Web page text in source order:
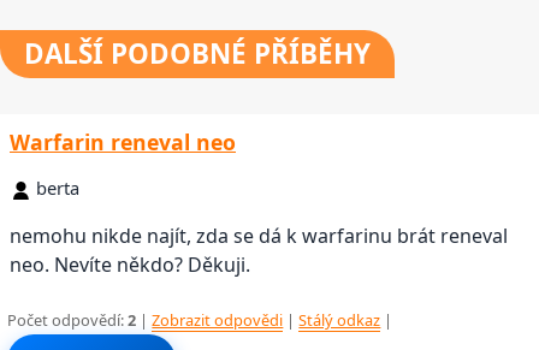
DALŠÍ PODOBNÉ PŘÍBĚHY
Warfarin reneval neo
berta
nemohu nikde najít, zda se dá k warfarinu brát reneval
neo. Nevíte někdo? Děkuji.
Počet odpovědí:2 |Zobrazit odpovědi |Stálý odkaz |